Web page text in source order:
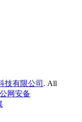
技有限公司 . All
网安备